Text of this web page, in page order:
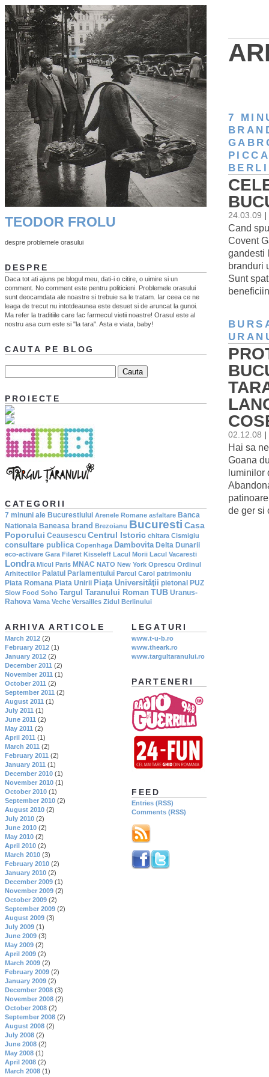
7
24.03.09
Cand
Covent
gandesti
branduri
Sunt
02.12.08
Hai sa
Goana
luminilor
de ger
TEODOR FROLU
despre problemele orasului
DESPRE
Daca tot ati ajuns pe blogul meu, dati-i o citire, o uimire si un
comment. No comment este pentru politicieni. Problemele orasului
sunt deocamdata ale noastre si trebuie sa le tratam. Iar ceea ce ne
leaga de trecut nu intotdeaunea este desuet si de aruncat la gunoi.
Ma refer la traditiile care fac farmecul vietii noastre! Orasul este al
nostru asa cum este si "la tara". Asta e viata, baby!
CAUTA PE BLOG
PROIECTE
CATEGORII
7 minuni ale Bucurestiului Arenele Romane asfaltare Banca
Nationala Baneasa brand Brezoianu Bucuresti Casa
Poporului Ceausescu Centrul Istoric chitara Cismigiu
consultare publica Copenhaga Dambovita Delta Dunarii
eco-activare Gara Filaret Kisseleff Lacul Morii Lacul Vacaresti
Londra Micul Paris MNAC NATO New York Oprescu Ordinul
Arhitectilor Palatul Parlamentului Parcul Carol patrimoniu
Piata Romana Piata Unirii Piaţa Universităţii pietonal PUZ
Slow Food Soho Targul Taranului Roman TUB Uranus-
Rahova Vama Veche Versailles Zidul Berlinului
LEGATURI
www.t-u-b.ro
www.theark.ro
www.targultaranului.ro
PARTENERI
FEED
Entries (RSS)
Comments (RSS)
ARHIVA ARTICOLE
March 2012 (2)
February 2012 (1)
January 2012 (2)
December 2011 (2)
November 2011 (1)
October 2011 (2)
September 2011 (2)
August 2011 (1)
July 2011 (1)
June 2011 (2)
May 2011 (2)
April 2011 (1)
March 2011 (2)
February 2011 (2)
January 2011 (1)
December 2010 (1)
November 2010 (1)
October 2010 (1)
September 2010 (2)
August 2010 (2)
July 2010 (2)
June 2010 (2)
May 2010 (2)
April 2010 (2)
March 2010 (3)
February 2010 (2)
January 2010 (2)
December 2009 (1)
November 2009 (2)
October 2009 (2)
September 2009 (2)
August 2009 (3)
July 2009 (1)
June 2009 (3)
May 2009 (2)
April 2009 (2)
March 2009 (2)
February 2009 (2)
January 2009 (2)
December 2008 (3)
November 2008 (2)
October 2008 (2)
September 2008 (2)
August 2008 (2)
July 2008 (2)
June 2008 (2)
May 2008 (1)
April 2008 (2)
March 2008 (1)